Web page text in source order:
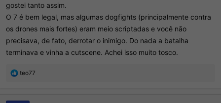
gostei tanto assim.
O 7 é bem legal, mas algumas dogfights (principalmente contra
os drones mais fortes) eram meio scriptadas e você não
precisava, de fato, derrotar o inimigo. Do nada a batalha
terminava e vinha a cutscene. Achei isso muito tosco.
R
teo77